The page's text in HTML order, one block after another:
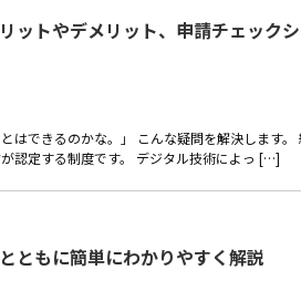
ットやデメリット、申請チェック
はできるのかな。」 こんな疑問を解決します
認定する制度です。 デジタル技術によっ […]
ともに簡単にわかりやすく解説